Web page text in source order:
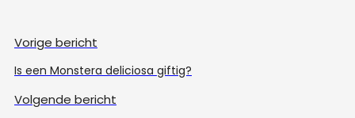
Vorige bericht
Is een Monstera deliciosa giftig?
Volgende bericht